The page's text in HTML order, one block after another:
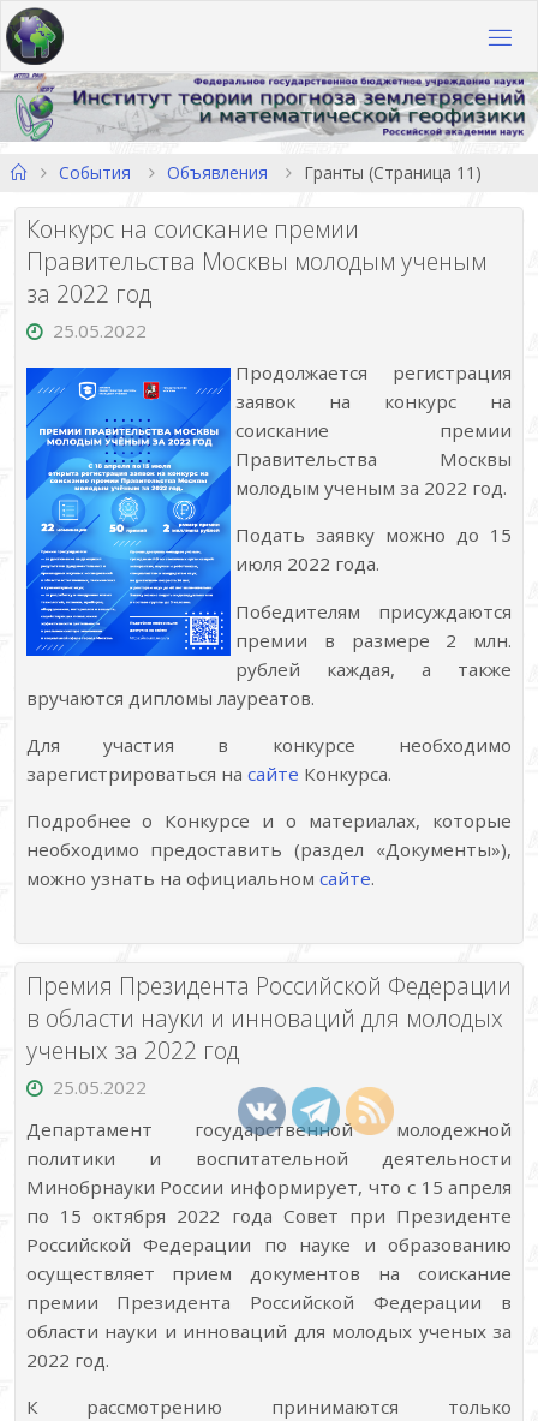
Перейти
к
содержимому
ГлавнаяСобытия Объявления Гранты (Страница 11)
Конкурс на соискание премии
Правительства Москвы молодым ученым
за 2022 год
25.05.2022
Продолжается регистрация
заявок на конкурс на
соискание премии
Правительства Москвы
молодым ученым за 2022 год.
Подать заявку можно до 15
июля 2022 года.
Победителям присуждаются
премии в размере 2 млн.
рублей каждая, а также
вручаются дипломы лауреатов.
Для участия в конкурсе необходимо
зарегистрироваться на сайте Конкурса.
Подробнее о Конкурсе и о материалах, которые
необходимо предоставить (раздел «Документы»),
можно узнать на официальном сайте.
Премия Президента Российской Федерации
в области науки и инноваций для молодых
ученых за 2022 год
25.05.2022
Департамент государственной молодежной
политики и воспитательной деятельности
Минобрнауки России информирует, что с 15 апреля
по 15 октября 2022 года Совет при Президенте
Российской Федерации по науке и образованию
осуществляет прием документов на соискание
премии Президента Российской Федерации в
области науки и инноваций для молодых ученых за
2022 год.
К рассмотрению принимаются только